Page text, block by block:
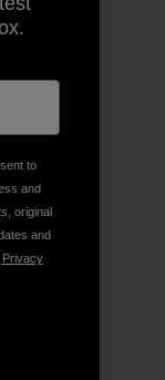
to
and
original
and
Privacy